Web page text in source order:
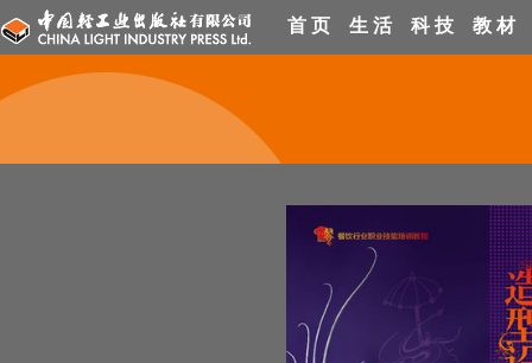
首 页 生 活 科 技 教 材